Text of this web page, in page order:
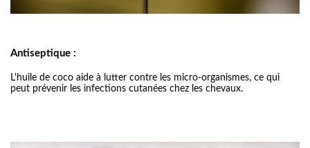
Antiseptique :
L'huile de coco aide à lutter contre les micro-organismes, ce qui
peut prévenir les infections cutanées chez les chevaux.